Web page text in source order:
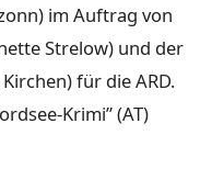
im Auftrag von
Strelow) und der
für die ARD.
Krimi” (AT)